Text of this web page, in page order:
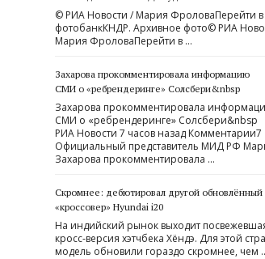
© РИА Новости / Мария ФроловаПерейти в
фотобанкКНДР. Архивное фото© РИА
Мария ФроловаПерейти в …
Захарова прокомментировала информацию
СМИ о «ребрендеринге» Солсбери&nbsp
Захарова прокомментировала
СМИ о «ребрендеринге» Солсбери&nbsp
РИА Новости 7 часов назад Комментарии7
Официальный представитель МИД РФ
Захарова прокомментировала …
Скромнее: дебютировал другой обновлённый
«кроссовер» Hyundai i20
На индийский рынок выходит
кросс-версия хэтчбека Хёндэ. Для этой
модель обновили гораздо скромнее, чем